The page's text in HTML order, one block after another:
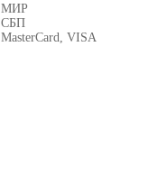
МИР
СБП
MasterCard, VISA